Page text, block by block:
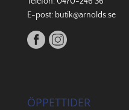
E-post: butik@arnolds.se
ÖPPETTIDER